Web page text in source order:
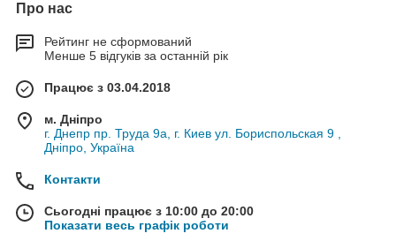
Про нас
Рейтинг не сформований
Менше 5 відгуків за останній рік
Працює з 03.04.2018
м. Дніпро
г. Днепр пр. Труда 9а, г. Киев ул. Бориспольская 9 ,
Дніпро, Україна
Контакти
Сьогодні працює з 10:00 до 20:00
Показати весь графік роботи